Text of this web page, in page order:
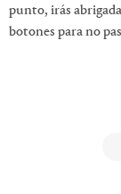
punto, irás
botones para no